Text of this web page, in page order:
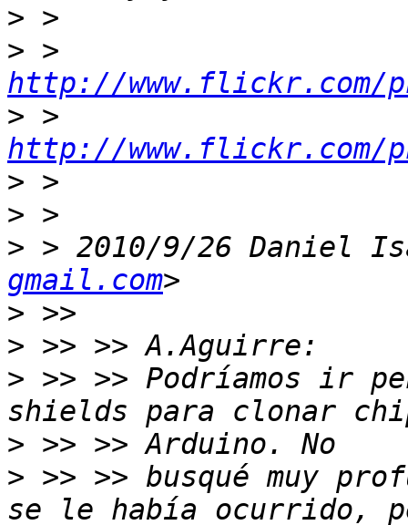
>
>
http://www.flickr.com/
>
http://www.flickr.com/
>
>
> > 2010/9/26 Daniel
gmail.com
>
>
> >> >> Podríamos ir
>
> >> >> busqué muy